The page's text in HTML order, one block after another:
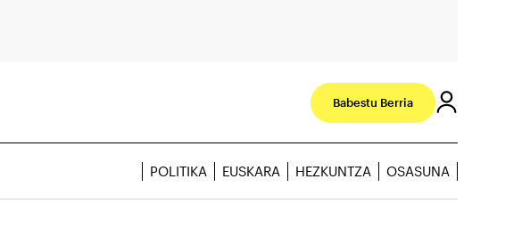
Babestu Berria
POLITIKA EUSKARA HEZKUNTZA OSASUNA